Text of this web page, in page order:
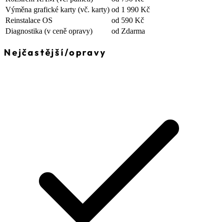
Výměna grafické karty (vč. karty) od 1 990 Kč
Reinstalace OS
od 590 Kč
Diagnostika (v ceně opravy) od Zdarma
Nejčastější/opravy